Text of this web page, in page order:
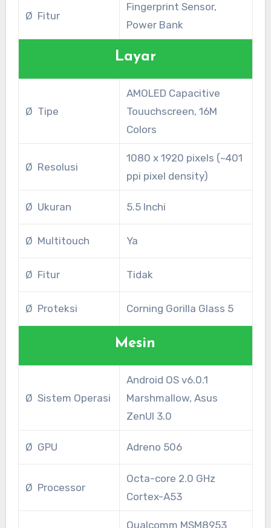
Ø Fitur
Fingerprint Sensor,
Power Bank
Layar
Ø Tipe
AMOLED Capacitive
Touuchscreen, 16M
Colors
Ø Resolusi
1080 x 1920 pixels (~401
ppi pixel density)
Ø Ukuran 5.5 Inchi
Ø Multitouch Ya
Ø Fitur Tidak
Ø Proteksi Corning Gorilla Glass 5
Mesin
Ø Sistem Operasi
Android OS v6.0.1
Marshmallow, Asus
ZenUI 3.0
Ø GPU Adreno 506
Ø Processor
Octa-core 2.0 GHz
Cortex-A53
Qualcomm MSM8953